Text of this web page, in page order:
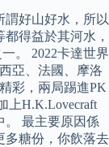
好山好水，所以
得益於其河水，
。 2022卡達世界
亞、法國、摩洛
彩，兩局踢進PK
上H.K.Lovecraft
。 最主要原因係
多糖份，你飲落去